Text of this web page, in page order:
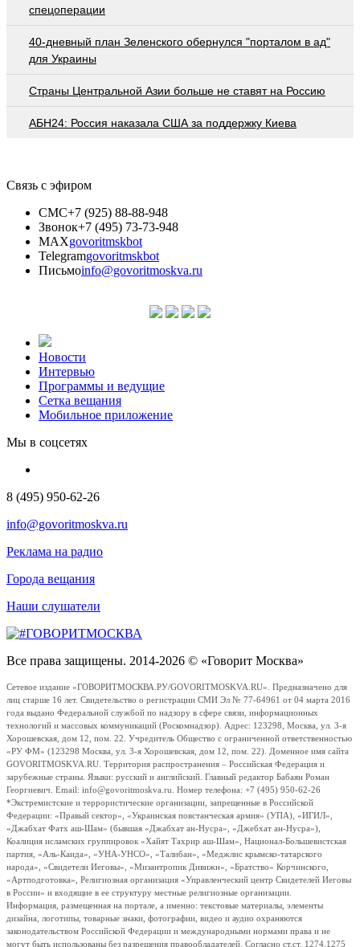
спецоперации
40-дневный план Зеленского обернулся "порталом в ад"
для Украины
Страны Центральной Азии больше не ставят на Россию
АБН24: Россия наказала США за поддержку Киева
Связь с эфиром
СМС+7 (925) 88-88-948
Звонок+7 (495) 73-73-948
MAXgovoritmskbot
Telegramgovoritmskbot
Письмоinfo@govoritmoskva.ru
Новости
Интервью
Программы и ведущие
Сетка вещания
Мобильное приложение
Мы в соцсетях
8 (495) 950-62-26
info@govoritmoskva.ru
Реклама на радио
Города вещания
Наши слушатели
Все права защищены. 2014-2026 © «Говорит Москва»
Сетевое издание «ГОВОРИТМОСКВА.РУ/GOVORITMOSKVA.RU». Предназначено для
лиц старше 16 лет. Свидетельство о регистрации СМИ Эл № 77-64961 от 04 марта 2016
года выдано Федеральной службой по надзору в сфере связи, информационных
технологий и массовых коммуникаций (Роскомнадзор). Адрес: 123298, Москва, ул. 3-я
Хорошевская, дом 12, пом. 22. Учредитель Общество с ограниченной ответственностью
«РУ ФМ» (123298 Москва, ул. 3-я Хорошевская, дом 12, пом. 22). Доменное имя сайта
GOVORITMOSKVA.RU. Территория распространения – Российская Федерация и
зарубежные страны. Языки: русский и английский. Главный редактор Бабаян Роман
Георгиевич. Email: info@govoritmoskva.ru. Номер телефона: +7 (495) 950-62-26
*Экстремистские и террористические организации, запрещенные в Российской
Федерации: «Правый сектор», «Украинская повстанческая армия» (УПА), «ИГИЛ»,
«Джабхат Фатх аш-Шам» (бывшая «Джабхат ан-Нусра», «Джебхат ан-Нусра»),
Коалиция исламских группировок «Хайят Тахрир аш-Шам», Национал-Большевистская
партия, «Аль-Каида», «УНА-УНСО», «Талибан», «Меджлис крымско-татарского
народа», «Свидетели Иеговы», «Мизантропик Дивижн», «Братство» Корчинского,
«Артподготовка», Религиозная организация «Управленческий центр Свидетелей Иеговы
в России» и входящие в ее структуру местные религиозные организации.
Информация, размещенная на портале, а именно: текстовые материалы, элементы
дизайна, логотипы, товарные знаки, фотографии, видео и аудио охраняются
законодательством Российской Федерации и международными нормами права и не
могут быть использованы без разрешения правообладателей. Согласно ст.ст. 1274,1275